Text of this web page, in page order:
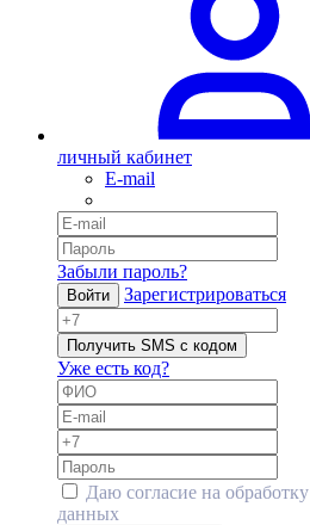
личный кабинет
E-mail
Забыли пароль?
Войти Зарегистрироваться
Получить SMS с кодом
Уже есть код?
Даю согласие на обработку
данных